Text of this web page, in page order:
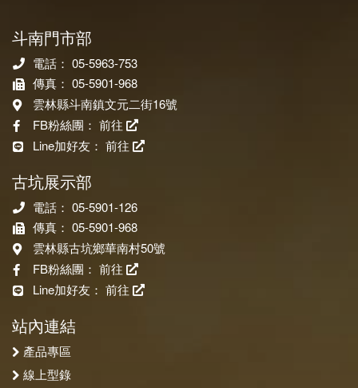
斗南門市部
電話： 05-5963-753
傳真： 05-5901-968
雲林縣斗南鎮文元二街16號
FB粉絲團： 前往
Line加好友： 前往
古坑展示部
電話： 05-5901-126
傳真： 05-5901-968
雲林縣古坑鄉華南村50號
FB粉絲團： 前往
Line加好友： 前往
站內連結
產品專區
線上型錄